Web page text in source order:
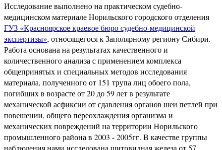
Исследование выполнено на практическом судебно-
медицинском материале Норильского городского отделения
ГУЗ «Красноярское краевое бюро судебно-медицинской
экспертизы», относящегося к Заполярному региону Сибири.
Работа основана на результатах качественного и
количественного анализа с применением комплекса
общепринятых и специальных методов исследования
материала, полученного от 151 трупа лиц обоего пола,
погибших в возрасте от 20 до 59 лет в результате
механической асфиксии от сдавления органов шеи петлей при
повешении, общего переохлаждения организма и
механических повреждений на территории Норильского
промышленного района в 2003 - 2005гг. В качестве группы
наблюдения нами исследована щитовидная железа от 57